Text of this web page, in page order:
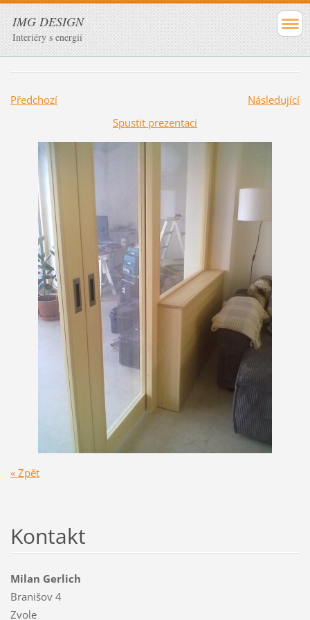
IMG DESIGN
Interiéry s energií
Předchozí
Následující
Spustit prezentaci
« Zpět
Kontakt
Milan Gerlich
Branišov 4
Zvole